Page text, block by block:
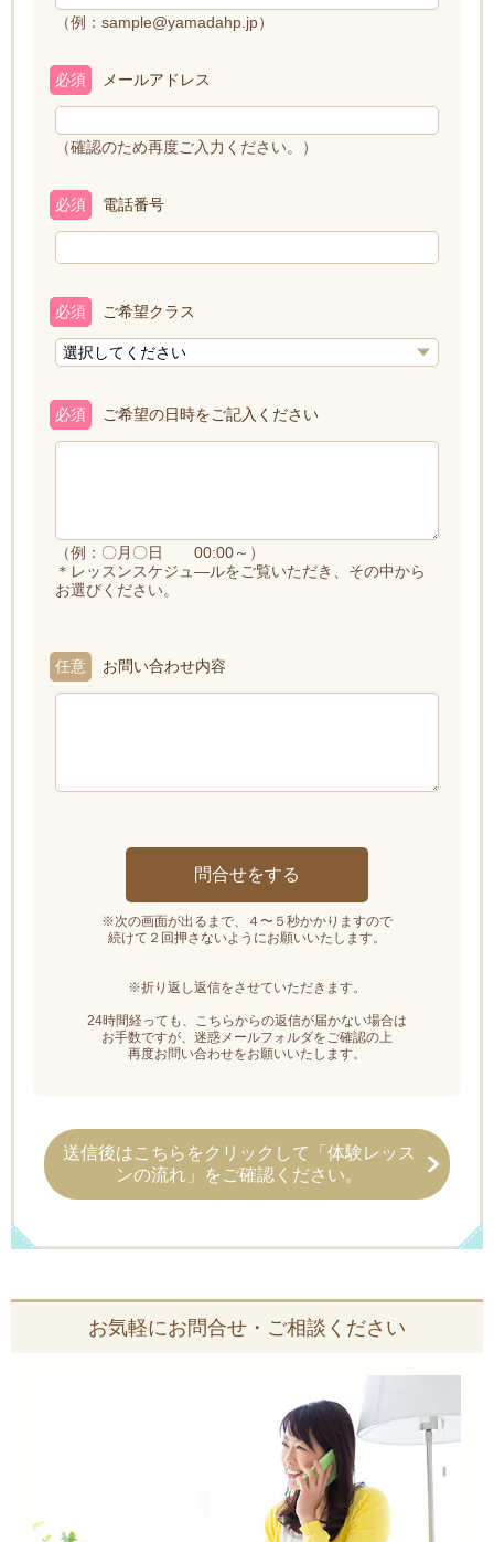
（例：sample@yamadahp.jp）
メールアドレス
必須
（確認のため再度ご入力ください。）
電話番号
必須
ご希望クラス
必須
ご希望の日時をご記入ください
必須
（例：〇月〇日 00:00～）
＊レッスンスケジュ―ルをご覧いただき、その中から
お選びください。
お問い合わせ内容
任意
※次の画面が出るまで、４〜５秒かかりますので
続けて２回押さないようにお願いいたします。
※折り返し返信をさせていただきます。
24時間経っても、こちらからの返信が届かない場合は
お手数ですが、迷惑メールフォルダをご確認の上
再度お問い合わせをお願いいたします。
送信後はこちらをクリックして「体験レッス
ンの流れ」をご確認ください。
お気軽にお問合せ・ご相談ください